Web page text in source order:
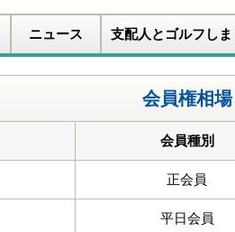
ニュース 支配人とゴルフしま
会員権相場
会員種別
正会員
平日会員